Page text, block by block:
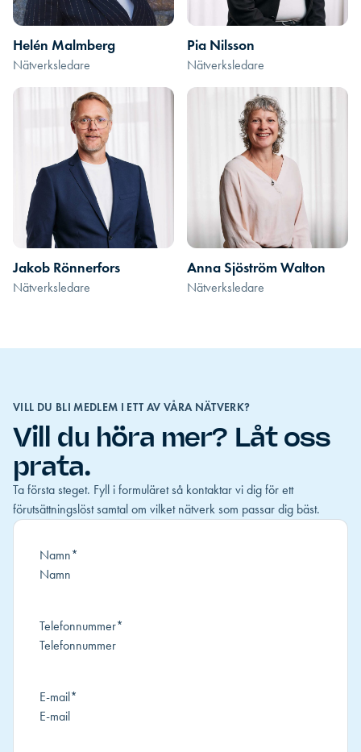
Helén Malmberg
Nätverksledare
Pia Nilsson
Nätverksledare
Jakob Rönnerfors
Nätverksledare
Anna Sjöström Walton
Nätverksledare
VILL DU BLI MEDLEM I ETT AV VÅRA NÄTVERK?
Vill du höra mer? Låt oss
prata.
Ta första steget. Fyll i formuläret så kontaktar vi dig för ett
förutsättningslöst samtal om vilket nätverk som passar dig bäst.
Namn*
Telefonnummer*
E-mail*